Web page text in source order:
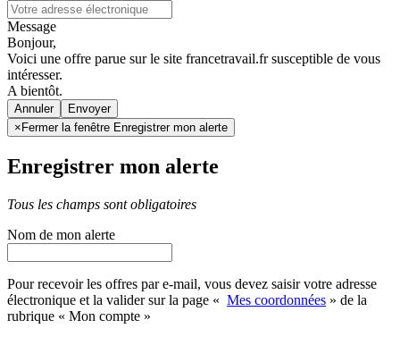
Message
Bonjour,
Voici une offre parue sur le site francetravail.fr susceptible de vous
intéresser.
A bientôt.
Annuler
× Fermer la fenêtre Enregistrer mon alerte
Enregistrer mon alerte
Tous les champs sont obligatoires
Nom de mon alerte
Pour recevoir les offres par e-mail, vous devez saisir votre adresse
électronique et la valider sur la page « Mes coordonnées » de la
rubrique « Mon compte »